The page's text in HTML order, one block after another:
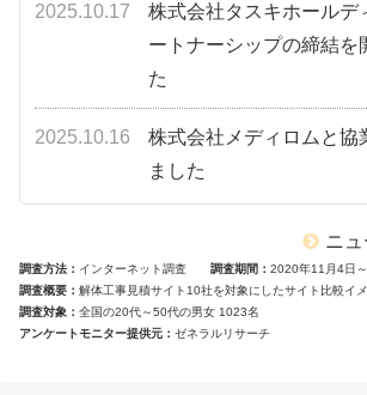
2025.10.17
株式会社タスキホールデ
ートナーシップの締結を
た
2025.10.16
株式会社メディロムと協
ました
ニ
調査方法 インターネット調査 調査期間
2020年11月4日
調査概要
解体工事見積サイト10社を対象にしたサイト比較イ
調査対象
全国の20代～50代の男女 1023名
アンケートモニター提供元
ゼネラルリサーチ